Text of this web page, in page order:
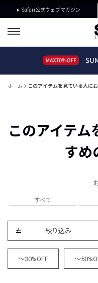
Safari公式ウェブマガジン
ホーム このアイテムを見ている人に
このアイテム
すめ
すべて
絞り込み
～30%OFF ～